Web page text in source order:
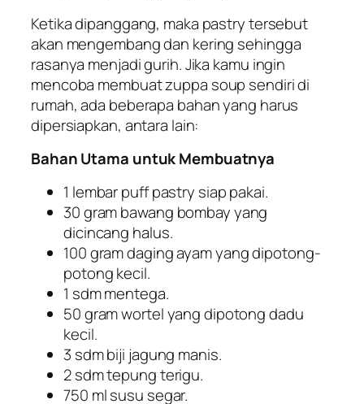
Ketika dipanggang, maka pastry tersebut
akan mengembang dan kering sehingga
rasanya menjadi gurih. Jika kamu ingin
mencoba membuat zuppa soup sendiri di
rumah, ada beberapa bahan yang harus
dipersiapkan, antara lain:
Bahan Utama untuk Membuatnya
1 lembar puff pastry siap pakai.
30 gram bawang bombay yang
dicincang halus.
100 gram daging ayam yang dipotong-
potong kecil.
1 sdm mentega.
50 gram wortel yang dipotong dadu
kecil.
3 sdm biji jagung manis.
2 sdm tepung terigu.
750 ml susu segar.